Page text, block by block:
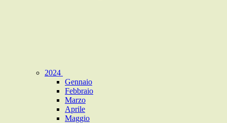
2024
Gennaio
Febbraio
Marzo
Aprile
Maggio